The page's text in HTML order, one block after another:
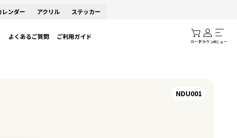
レンダー アクリル ステッカー
よくあるご質問 ご利用ガイド
カートアカウントメニュー
NDU001